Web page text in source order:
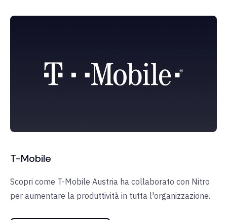
T-Mobile
Scopri come T-Mobile Austria ha collaborato con Nitro
per aumentare la produttività in tutta l'organizzazione.